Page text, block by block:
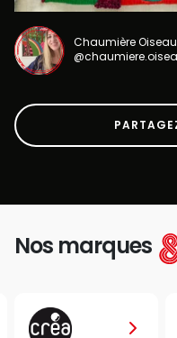
Chaumière Oiseau
Nos marques